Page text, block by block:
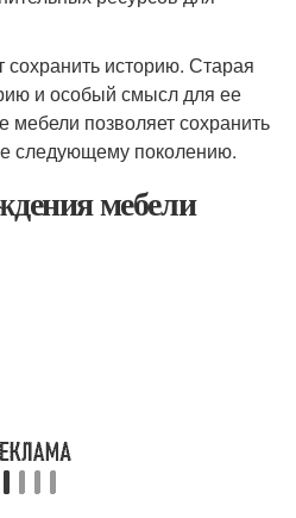
сохранить историю. Старая
и особый смысл для ее
мебели позволяет сохранить
следующему поколению.
мебели